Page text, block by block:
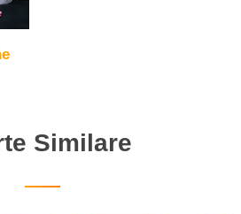
Similare